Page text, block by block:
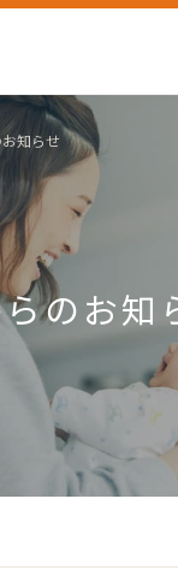
知らせ
のお知